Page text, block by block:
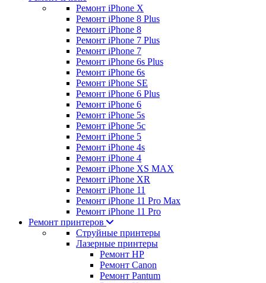
Ремонт iPhone X
Ремонт iPhone 8 Plus
Ремонт iPhone 8
Ремонт iPhone 7 Plus
Ремонт iPhone 7
Ремонт iPhone 6s Plus
Ремонт iPhone 6s
Ремонт iPhone SE
Ремонт iPhone 6 Plus
Ремонт iPhone 6
Ремонт iPhone 5s
Ремонт iPhone 5c
Ремонт iPhone 5
Ремонт iPhone 4s
Ремонт iPhone 4
Ремонт iPhone XS MAX
Ремонт iPhone XR
Ремонт iPhone 11
Ремонт iPhone 11 Pro Max
Ремонт iPhone 11 Pro
Ремонт принтеров
Струйные принтеры
Лазерные принтеры
Ремонт HP
Ремонт Canon
Ремонт Pantum